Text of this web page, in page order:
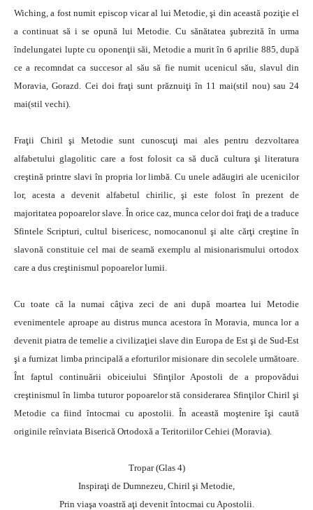
Wiching, a fost numit episcop vicar al lui Metodie, şi din această poziţie el
a continuat să i se opună lui Metodie. Cu sănătatea şubrezită în urma
îndelungatei lupte cu oponenţii săi, Metodie a murit în 6 aprilie 885, după
ce a recomndat ca succesor al său să fie numit ucenicul său, slavul din
Moravia, Gorazd. Cei doi fraţi sunt prăznuiţi în 11 mai(stil nou) sau 24
mai(stil vechi).
Fraţii Chiril şi Metodie sunt cunoscuţi mai ales pentru dezvoltarea
alfabetului glagolitic care a fost folosit ca să ducă cultura şi literatura
creştină printre slavi în propria lor limbă. Cu unele adăugiri ale ucenicilor
lor, acesta a devenit alfabetul chirilic, şi este folost în prezent de
majoritatea popoarelor slave. În orice caz, munca celor doi fraţi de a traduce
Sfintele Scripturi, cultul bisericesc, nomocanonul şi alte cărţi creştine în
slavonă constituie cel mai de seamă exemplu al misionarismului ortodox
care a dus creştinismul popoarelor lumii.
Cu toate că la numai câţiva zeci de ani după moartea lui Metodie
evenimentele aproape au distrus munca acestora în Moravia, munca lor a
devenit piatra de temelie a civilizaţiei slave din Europa de Est şi de Sud-Est
şi a furnizat limba principală a eforturilor misionare din secolele următoare.
Înt faptul continuării obiceiului Sfinţilor Apostoli de a propovădui
creştinismul în limba tuturor popoarelor stă considerarea Sfinţilor Chiril şi
Metodie ca fiind întocmai cu apostolii. În această moştenire îşi caută
originile reînviata Biserică Ortodoxă a Teritoriilor Cehiei (Moravia).
Tropar (Glas 4)
Inspiraţi de Dumnezeu, Chiril şi Metodie,
Prin viaşa voastră aţi devenit întocmai cu Apostolii.